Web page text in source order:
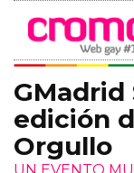
GMadrid
edición
Orgullo